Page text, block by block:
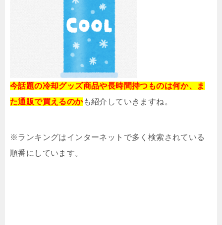
今話題の冷却グッズ商品や長時間持つものは何か、ま
た通販で買えるのかも紹介していきますね。
※ランキングはインターネットで多く検索されている
順番にしています。